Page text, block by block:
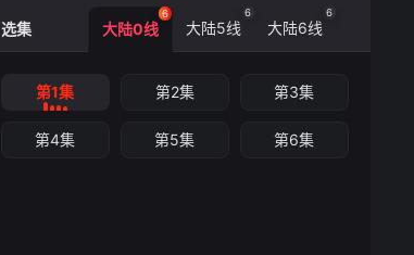
看不见的罪 第二季 -第1集
选集 大陆0线
6
大陆5线
6
大陆6线
6
第1集 第2集 第3集
第4集 第5集 第6集